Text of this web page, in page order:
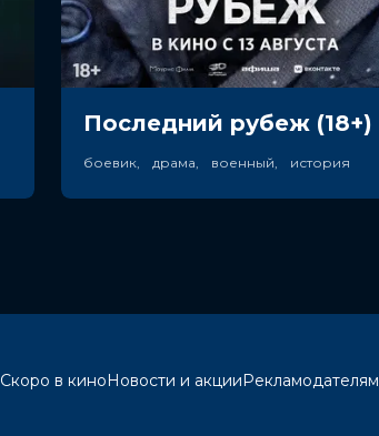
Последний рубеж (18+)
боевик, драма, военный, история
Скоро в киноНовости и акцииРекламодателям